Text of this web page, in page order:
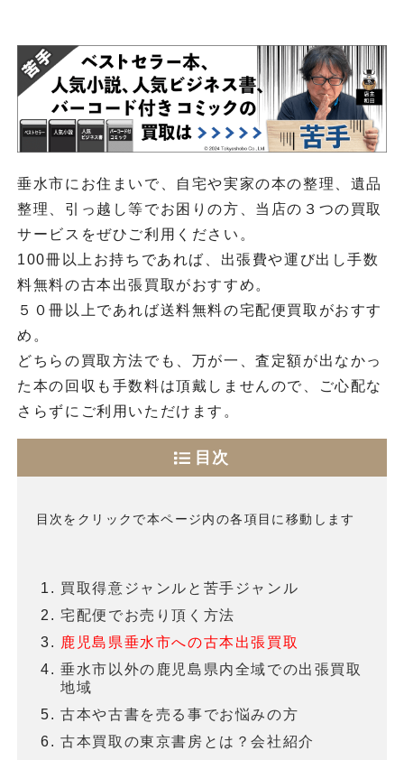
垂水市にお住まいで、自宅や実家の本の整理、遺品
整理、引っ越し等でお困りの方、当店の３つの買取
サービスをぜひご利用ください。
100冊以上お持ちであれば、出張費や運び出し手数
料無料の古本出張買取がおすすめ。
５０冊以上であれば送料無料の宅配便買取がおすす
め。
どちらの買取方法でも、万が一、査定額が出なかっ
た本の回収も手数料は頂戴しませんので、ご心配な
さらずにご利用いただけます。
目次
目次をクリックで本ページ内の各項目に移動します
買取得意ジャンルと苦手ジャンル
宅配便でお売り頂く方法
鹿児島県垂水市への古本出張買取
垂水市以外の鹿児島県内全域での出張買取
地域
古本や古書を売る事でお悩みの方
古本買取の東京書房とは？会社紹介